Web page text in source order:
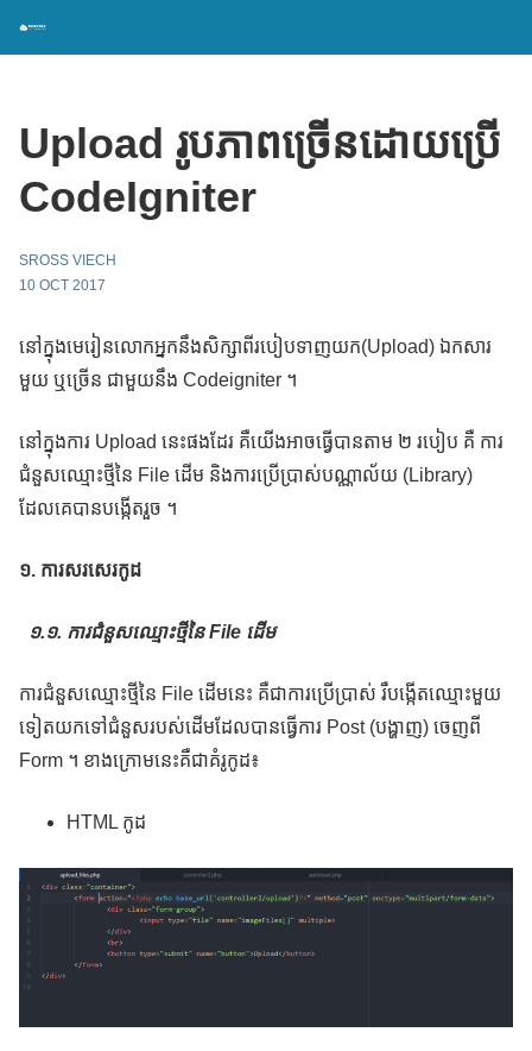
Upload រូបភាពច្រើនដោយប្រើ
CodeIgniter
SROSS VIECH
10 OCT 2017
នៅក្នុងមេរៀនលោកអ្នកនឹងសិក្សាពីរបៀបទាញយក(Upload) ឯកសារ
មួយ ឬច្រើន ជាមួយនឹង Codeigniter ។
នៅក្នុងការ Upload នេះផងដែរ គឺយើងអាចធ្វើបានតាម ២ របៀប គឺ ការ
ជំនួសឈ្មោះថ្មីនៃ File ដើម និងការប្រើប្រាស់បណ្ណាល័យ (Library)
ដែលគេបានបង្កើតរួច​ ។
១. ការសរសេរកូដ
១.១. ការជំនួសឈ្មោះថ្មីនៃ File ដើម
​​​​ការជំនួសឈ្មោះថ្មីនៃ File ដើមនេះ គឺជាការប្រើប្រាស់ រឺបង្កើតឈ្មោះមួយ
ទៀតយកទៅជំនួសរបស់ដើមដែលបានធ្វើការ Post (បង្ហាញ) ចេញពី
Form ។ ខាងក្រោមនេះគឺជាគំរូកូដ៖
HTML កូដ